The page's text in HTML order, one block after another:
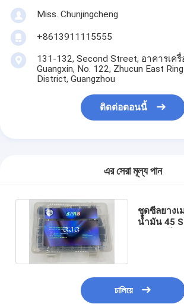
Miss. Chunjingcheng
+8613911115555
131-132, Second Street, อาคารเค
Guangxin, No. 122, Zhucun East
District, Guangzhou
ติดต่อตอนนี้
এর সেরা মূল্য পান
ชุดซีลยางเ
น้ำมัน 45
চালিয়ে